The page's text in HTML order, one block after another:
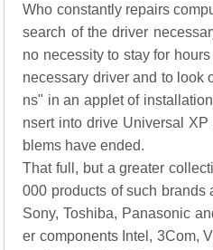
Who constantly repairs
search of the driver
no necessity to stay for
necessary driver and to look
ns" in an applet of
nsert into drive Universal
blems have ended.
That full, but a greater
000 products of such brands
Sony, Toshiba, Panasonic
er components Intel, 3Com,